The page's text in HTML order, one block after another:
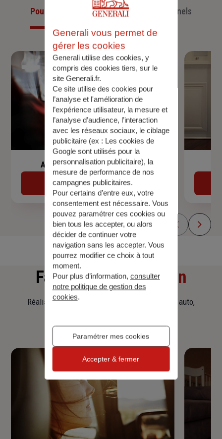
Pour les particuliersPour les professionnels
Assurance de prêt immobilier
Découvrir
Faitesune simulation
Réalisez une simulation tarifaire d'assurance, auto,
Generali vous permet de
gérer les cookies
Generali utilise des cookies, y
compris des cookies tiers, sur le
site Generali.fr.
Ce site utilise des cookies pour
l’analyse et l'amélioration de
l’expérience utilisateur, la mesure et
l’analyse d’audience, l’interaction
avec les réseaux sociaux, le ciblage
publicitaire (ex : Les cookies de
Google sont utilisés pour la
personnalisation publicitaire), la
mesure de performance de nos
campagnes publicitaires.
Pour certains d’entre eux, votre
consentement est nécessaire. Vous
pouvez paramétrer ces cookies ou
bien tous les accepter, ou alors
décider de continuer votre
navigation sans les accepter. Vous
pourrez modifier ce choix à tout
moment.
Pour plus d’information, consulter
notre politique de gestion des
cookies.
Paramétrer mes cookies
Accepter & fermer